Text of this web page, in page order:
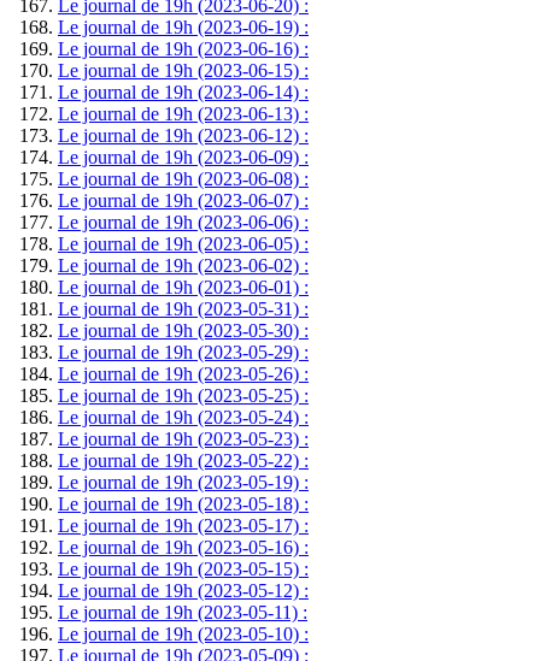
Le journal de 19h (2023-06-20) :
Le journal de 19h (2023-06-19) :
Le journal de 19h (2023-06-16) :
Le journal de 19h (2023-06-15) :
Le journal de 19h (2023-06-14) :
Le journal de 19h (2023-06-13) :
Le journal de 19h (2023-06-12) :
Le journal de 19h (2023-06-09) :
Le journal de 19h (2023-06-08) :
Le journal de 19h (2023-06-07) :
Le journal de 19h (2023-06-06) :
Le journal de 19h (2023-06-05) :
Le journal de 19h (2023-06-02) :
Le journal de 19h (2023-06-01) :
Le journal de 19h (2023-05-31) :
Le journal de 19h (2023-05-30) :
Le journal de 19h (2023-05-29) :
Le journal de 19h (2023-05-26) :
Le journal de 19h (2023-05-25) :
Le journal de 19h (2023-05-24) :
Le journal de 19h (2023-05-23) :
Le journal de 19h (2023-05-22) :
Le journal de 19h (2023-05-19) :
Le journal de 19h (2023-05-18) :
Le journal de 19h (2023-05-17) :
Le journal de 19h (2023-05-16) :
Le journal de 19h (2023-05-15) :
Le journal de 19h (2023-05-12) :
Le journal de 19h (2023-05-11) :
Le journal de 19h (2023-05-10) :
Le journal de 19h (2023-05-09) :